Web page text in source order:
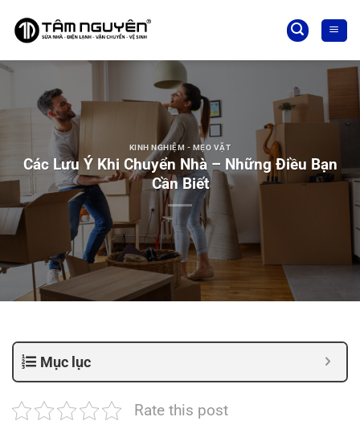
qua
dung
KINH NGHIỆM - MẸO VẶT
Các Lưu Ý Khi Chuyển Nhà – Những Điều Bạn
Cần Biết
Mục lục
Rate this post